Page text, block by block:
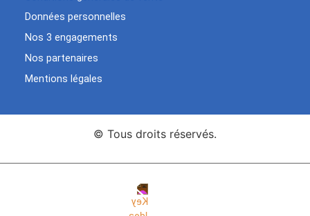
Données personnelles
Nos 3 engagements
Nos partenaires
Mentions légales
© Tous droits réservés.